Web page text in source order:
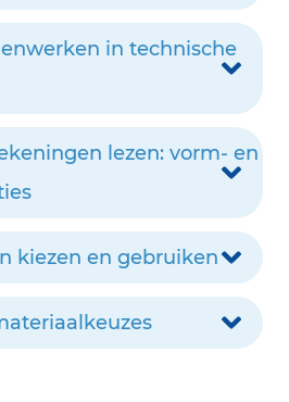
in technische
lezen: vorm- en
kiezen en gebruiken